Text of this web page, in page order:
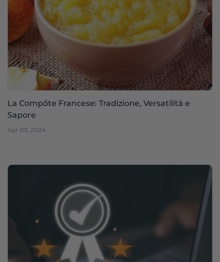
La Compôte Francese: Tradizione, Versatilità e
Sapore
Apr 03, 2024